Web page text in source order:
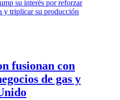
fusionan con
de gas y